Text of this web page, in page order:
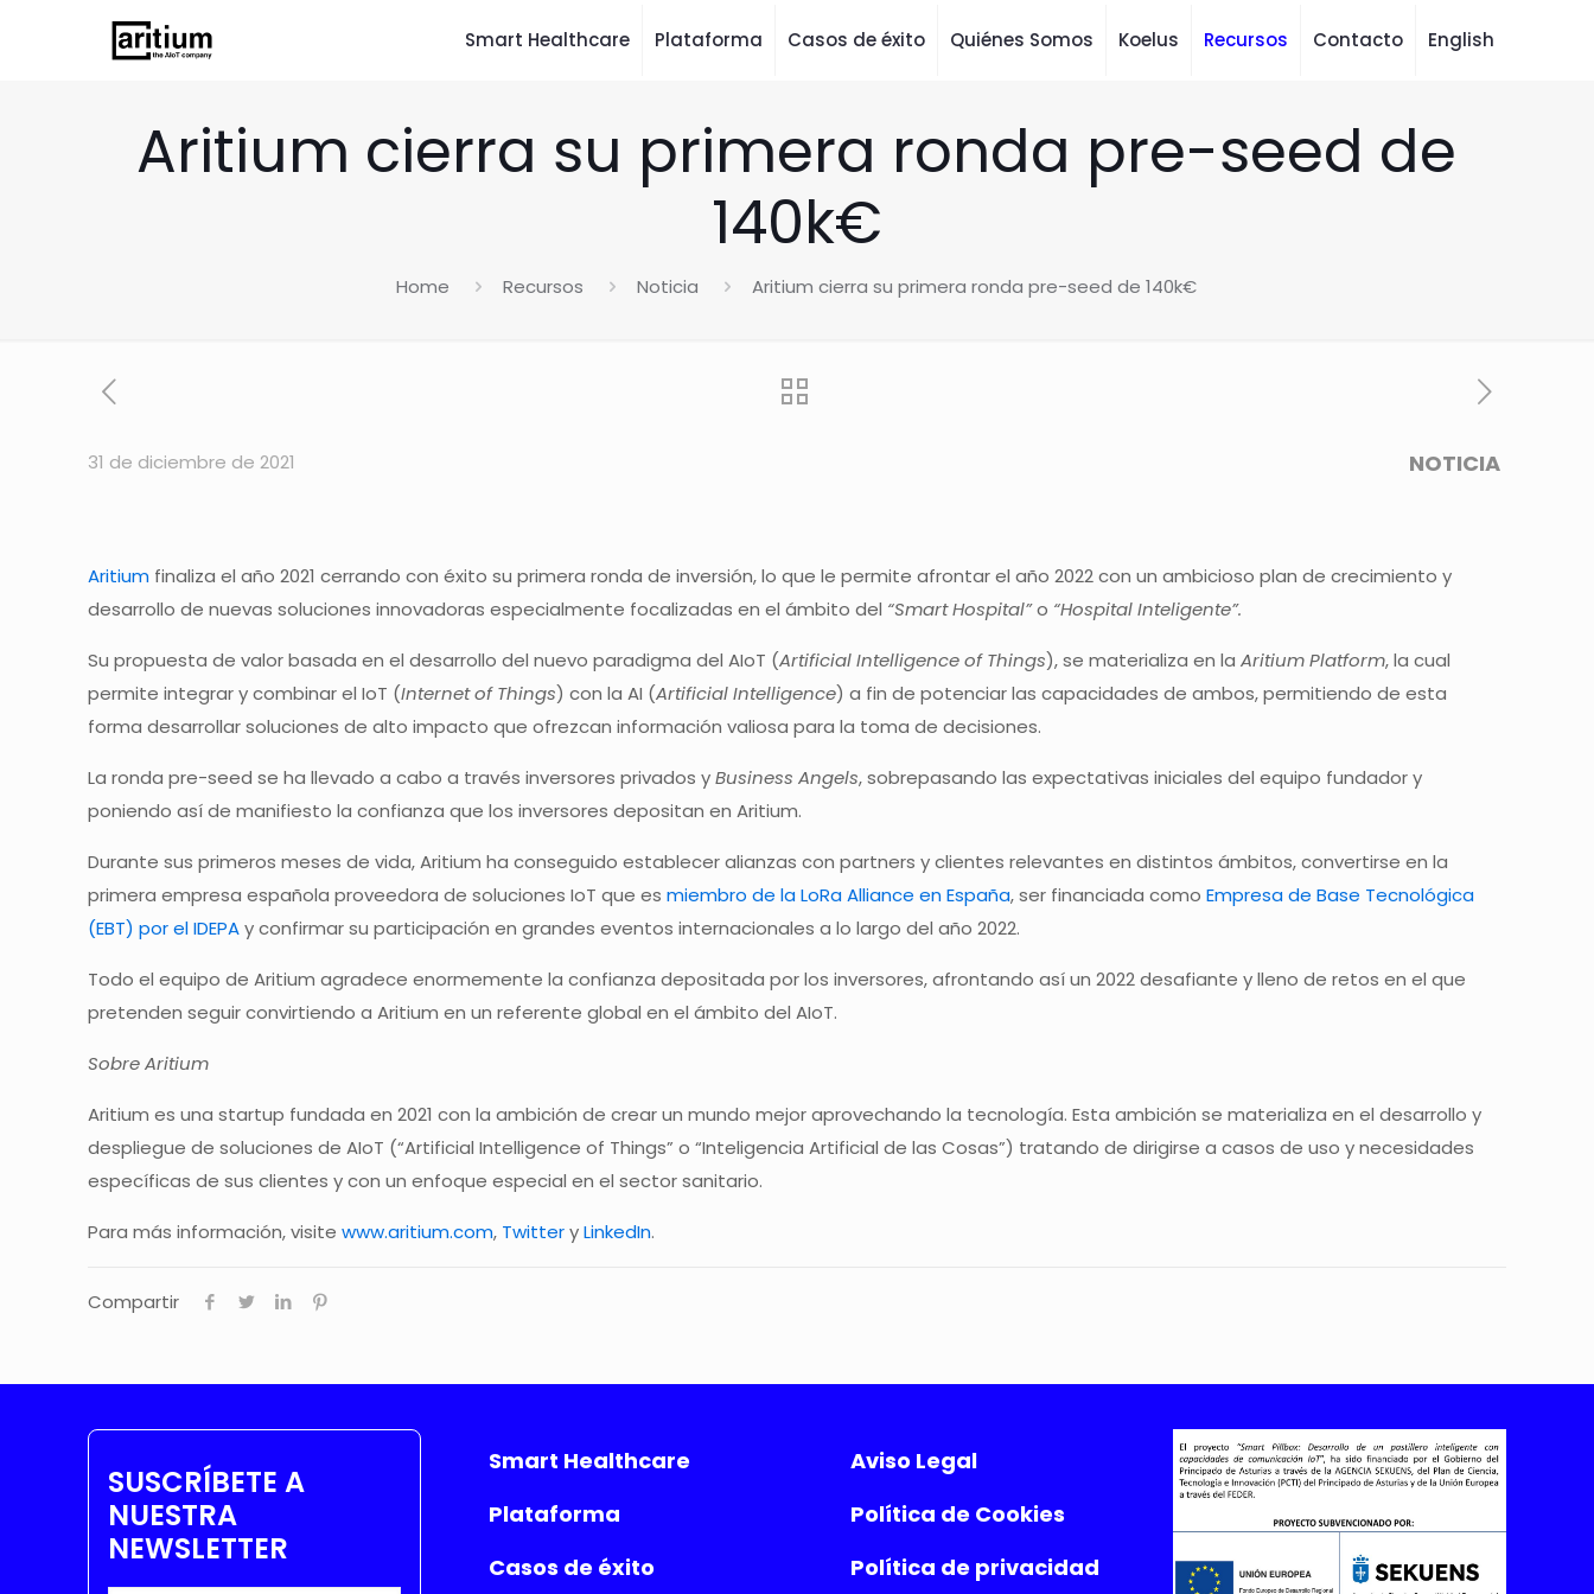
Smart Healthcare Plataforma Casos de éxito Quiénes Somos Koelus Recursos Contacto English
Aritium cierra su primera ronda pre-seed de
140k€
Home Recursos Noticia Aritium cierra su primera ronda pre-seed de 140k€
31 de diciembre de 2021 NOTICIA
Aritium finaliza el año 2021 cerrando con éxito su primera ronda de inversión, lo que le permite afrontar el año 2022 con un ambicioso plan de crecimiento y
desarrollo de nuevas soluciones innovadoras especialmente focalizadas en el ámbito del “Smart Hospital”o “Hospital Inteligente”.
Su propuesta de valor basada en el desarrollo del nuevo paradigma del AIoT (Artificial Intelligence of Things), se materializa en laAritium Platform, la cual
permite integrar y combinar el IoT (Internet of Things) con la AI (Artificial Intelligence) a fin de potenciar las capacidades de ambos, permitiendo de esta
forma desarrollar soluciones de alto impacto que ofrezcan información valiosa para la toma de decisiones.
La ronda pre-seed se ha llevado a cabo a través inversores privados yBusiness Angels, sobrepasando las expectativas iniciales del equipo fundador y
poniendo así de manifiesto la confianza que los inversores depositan en Aritium.
Durante sus primeros meses de vida, Aritium ha conseguido establecer alianzas con partners y clientes relevantes en distintos ámbitos, convertirse en la
primera empresa española proveedora de soluciones IoT que esmiembro de la LoRa Alliance en España, ser financiada comoEmpresa de Base Tecnológica
(EBT) por el IDEPAy confirmar su participación en grandes eventos internacionales a lo largo del año 2022.
Todo el equipo de Aritium agradece enormemente la confianza depositada por los inversores, afrontando así un 2022 desafiante y lleno de retos en el que
pretenden seguir convirtiendo a Aritium en un referente global en el ámbito del AIoT.
Sobre Aritium
Aritium es una startup fundada en 2021 con la ambición de crear un mundo mejor aprovechando la tecnología. Esta ambición se materializa en el desarrollo y
despliegue de soluciones de AIoT (“Artificial Intelligence of Things” o “Inteligencia Artificial de las Cosas”) tratando de dirigirse a casos de uso y necesidades
específicas de sus clientes y con un enfoque especial en el sector sanitario.
Para más información, visitewww.aritium.com, TwitteryLinkedIn.
Compartir
SUSCRÍBETE A
NUESTRA
NEWSLETTER
Smart Healthcare
Plataforma
Casos de éxito
Aviso Legal
Política de Cookies
Política de privacidad